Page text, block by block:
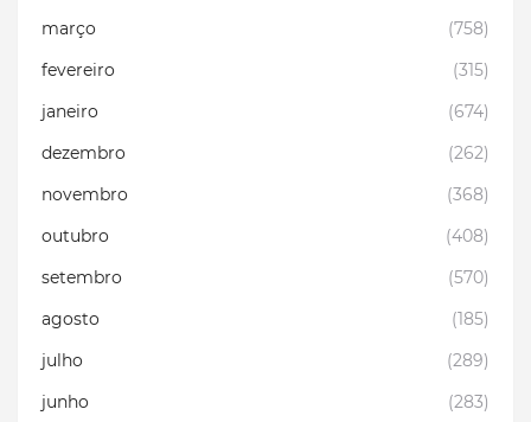
março
(758)
fevereiro
(315)
janeiro
(674)
dezembro
(262)
novembro
(368)
outubro
(408)
setembro
(570)
agosto
(185)
julho
(289)
junho
(283)